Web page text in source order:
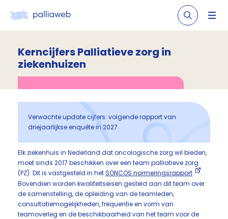
Kerncijfers Palliatieve zorg in
ziekenhuizen
Verwachte update cijfers: volgende rapport van
driejaarlijkse enquête in 2027
Elk ziekenhuis in Nederland dat oncologische zorg wil bieden,
moet sinds 2017 beschikken over een team palliatieve zorg
(PZ). Dit is vastgesteld in hetSONCOS normeringsrapport
.
Bovendien worden kwaliteitseisen gesteld aan dit team over
de samenstelling, de opleiding van de teamleden,
consultatiemogelijkheden, frequentie en vorm van
teamoverleg en de beschikbaarheid van het team voor de